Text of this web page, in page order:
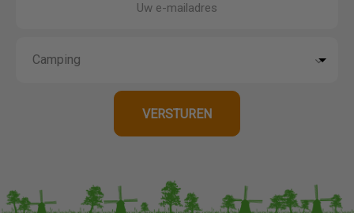
Uw e-mailadres